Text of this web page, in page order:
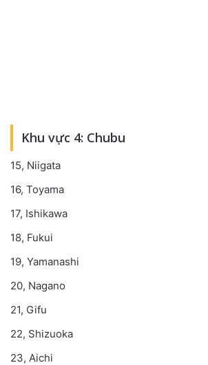
Khu vực 4: Chubu
15, Niigata
16, Toyama
17, Ishikawa
18, Fukui
19, Yamanashi
20, Nagano
21, Gifu
22, Shizuoka
23, Aichi